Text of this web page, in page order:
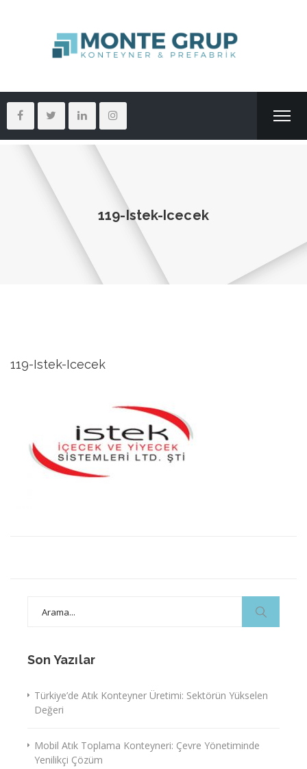
119-Istek-Icecek
119-Istek-Icecek
Son Yazılar
Türkiye’de Atık Konteyner Üretimi: Sektörün Yükselen
Değeri
Mobil Atık Toplama Konteyneri: Çevre Yönetiminde
Yenilikçi Çözüm